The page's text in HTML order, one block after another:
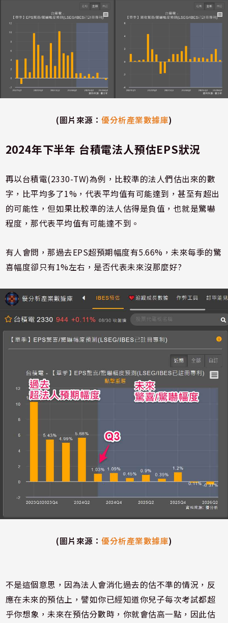
(圖片來源：優分析產業數據庫)
2024年下半年 台積電法人預估EPS狀況
再以台積電(2330-TW)為例，比較準的法人們估出來的數
字，比平均多了1%，代表平均值有可能達到，甚至有超出
的可能性，但如果比較準的法人估得是負值，也就是驚嚇
程度，那代表平均值有可能達不到。
有人會問，那過去EPS超預期幅度有5.66%，未來每季的驚
喜幅度卻只有1%左右，是否代表未來沒那麼好?
(圖片來源：優分析產業數據庫)
不是這個意思，因為法人會消化過去的估不準的情況，反
應在未來的預估上，譬如你已經知道你兒子每次考試都超
乎你想象，未來在預估分數時，你就會估高一點，因此估